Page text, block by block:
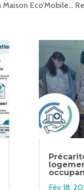
Eco’Mobile…
Fév 18,